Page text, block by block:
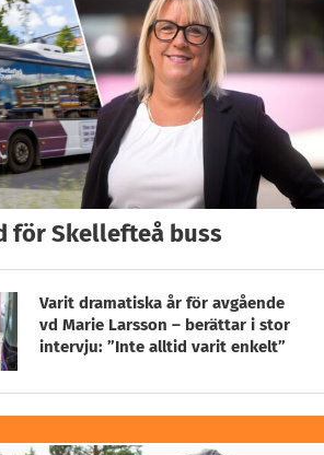
för Skellefteå buss
Varit dramatiska år för avgående
vd Marie Larsson – berättar i stor
intervju: ”Inte alltid varit enkelt”